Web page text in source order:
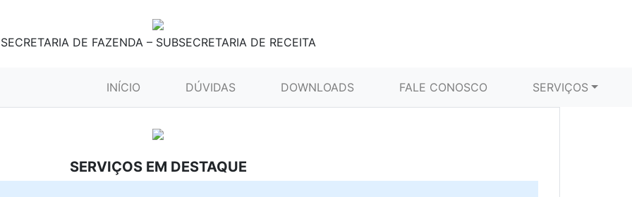
SECRETARIA DE FAZENDA – SUBSECRETARIA DE RECEITA
INÍCIO (CURRENT)DÚVIDAS DOWNLOADS FALE CONOSCO SERVIÇOS
SERVIÇOS EM DESTAQUE